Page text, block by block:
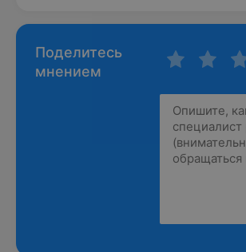
Поделитесь
мнением